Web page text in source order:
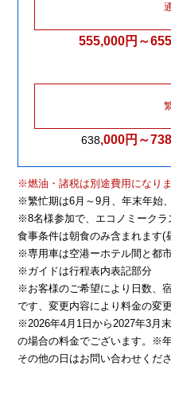
555,000円～
638,000円～
※燃油・諸税は別途費用になりま
※繁忙期は6月～9月、年末年始
※8名様参加で、エコノミークラ
食事条件は朝食のみ含まれます(
※専用車は空港ーホテル間と都
※ガイドは行程表内表記部分
※お客様のご希望により日数、
です、変更内容により料金の変
※2026年4月1日から2027年3月
の場合の料金でございます。※
その他の日はお問い合わせくださ